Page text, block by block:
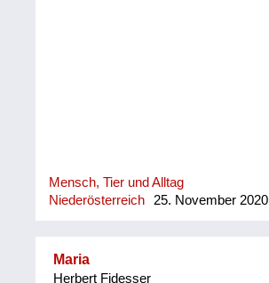
Mensch, Tier und Alltag
Niederösterreich
25. November 2020
Maria
Herbert Fidesser